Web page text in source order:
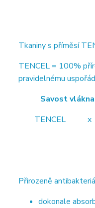
Tkaniny s příměsí
TENCEL = 100%
pravidelnému
Savost
TENCEL
Přirozeně
dokonale